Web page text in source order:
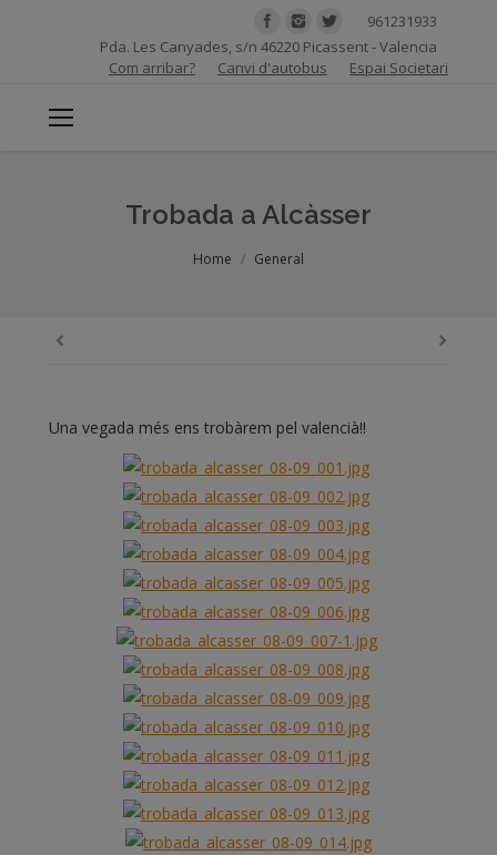
961231933
Pda. Les Canyades, s/n 46220 Picassent - Valencia
Com arribar?
Canvi d'autobus Espai Societari
Trobada a Alcàsser
Home General
Una vegada més ens trobàrem pel valencià!!